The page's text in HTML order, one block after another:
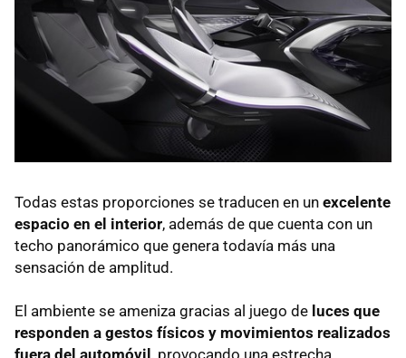
Todas estas proporciones se traducen en un excelente
espacio en el interior, además de que cuenta con un
techo panorámico que genera todavía más una
sensación de amplitud.
El ambiente se ameniza gracias al juego de luces que
responden a gestos físicos y movimientos realizados